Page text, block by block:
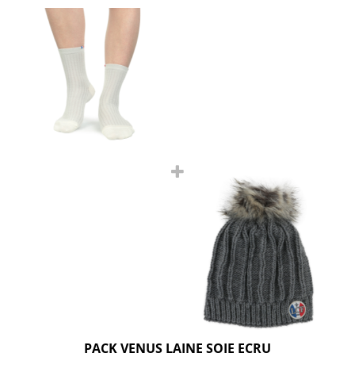
PACK VENUS LAINE SOIE ECRU